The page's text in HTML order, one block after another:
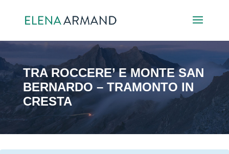
TRA ROCCERE’ E MONTE SAN
BERNARDO – TRAMONTO IN
CRESTA